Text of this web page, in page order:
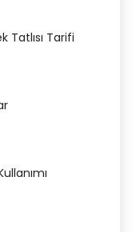
Tatlısı Tarifi